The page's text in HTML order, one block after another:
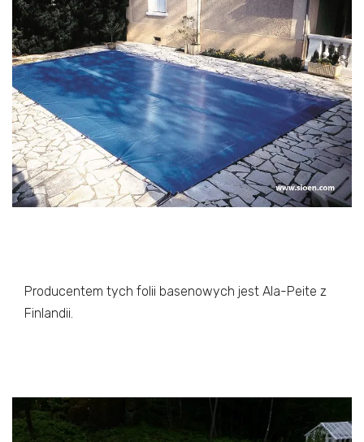
Producentem tych folii basenowych jest Ala-Peite z
Finlandii.